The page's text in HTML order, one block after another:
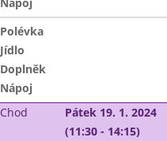
Polévka
Jídlo
Doplněk
Nápoj
Chod
Pátek 19. 1. 2024
(11:30 - 14:15)